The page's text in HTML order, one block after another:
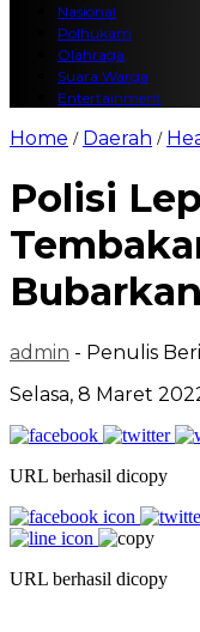
Nasional
Polhukam
Olahraga
Suara Warga
Entertainment
Home / Daerah /
Polisi
admin - Penulis
Selasa, 8 Maret
URL berhasil dicopy
URL berhasil dicopy